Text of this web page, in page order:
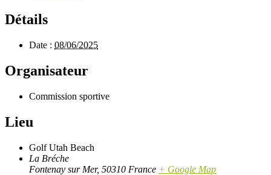
Détails
Date : 08/06/2025
Organisateur
Commission sportive
Lieu
Golf Utah Beach
La Bréche
Fontenay sur Mer, 50310 France + Google Map